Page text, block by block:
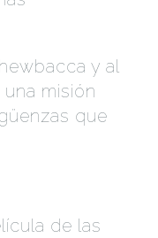
y al
misión
que
de las